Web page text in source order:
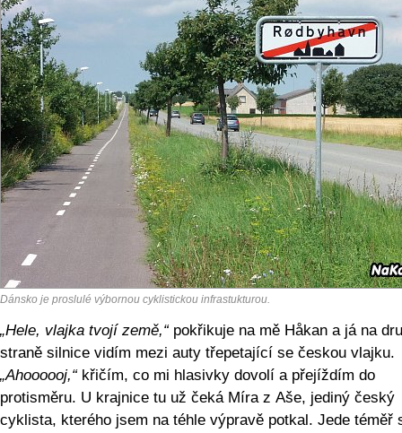
Dánsko je proslulé výbornou cyklistickou infrastukturou.
„Hele, vlajka tvojí země,“pokřikuje na mě Håkan a já na
straně silnice vidím mezi auty třepetající se českou vlajku.
„Ahoooooj,“křičím, co mi hlasivky dovolí a přejíždím do
protisměru. U krajnice tu už čeká Míra z Aše, jediný český
cyklista, kterého jsem na téhle výpravě potkal. Jede téměř